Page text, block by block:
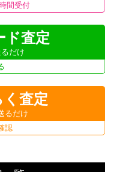
間受付
ド査定
だけ
査定
るだけ
認